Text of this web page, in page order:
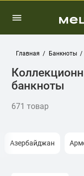
Главная Банкноты
банкноты
671 товар
Азербайджан